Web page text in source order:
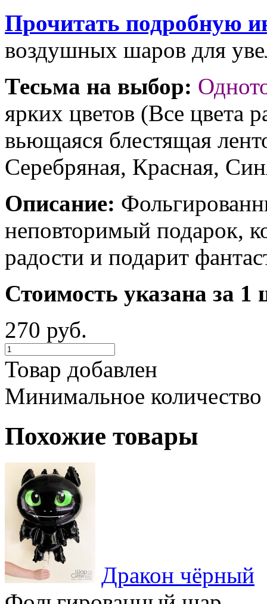
Прочитать подробную
воздушных шаров для
Тесьма на выбор:
ярких цветов (Все цвета
вьющаяся блестящая
Серебряная, Красная,
Описание:
неповторимый подарок,
радости и подарит
Стоимость указана за 1
270 руб.
Товар добавлен
Минимальное
Похожие товары
Дракон чёрный